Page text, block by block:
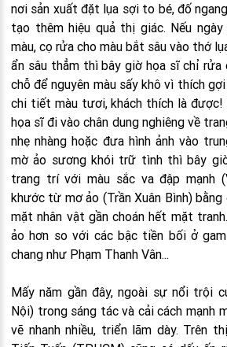
nơi sản xuất đặt lụa sợi to bé, đố
tạo thêm hiệu quả thị giác. Nếu
màu, cọ rửa cho màu bắt sâu vào thớ
ẩn sâu thẳm thì bây giờ họa sĩ chỉ rửa
chỗ để nguyên màu sấy khô vì thích
chi tiết màu tươi, khách thích là được!
họa sĩ đi vào chân dung nghiêng về
nhẹ nhàng hoặc đưa hình ảnh vào
mờ ảo sương khói trữ tình thì bây
trang trí với màu sắc va đập mạnh
khước từ mơ ảo (Trần Xuân Bình)
mặt nhân vật gần choán hết mặt
ảo hơn so với các bậc tiền bối ở
chang như Phạm Thanh Vân...
Mấy năm gần đây, ngoài sự nổi trội
Nội) trong sáng tác và cải cách mạnh
vẽ nhanh nhiều, triển lãm dày. Trên